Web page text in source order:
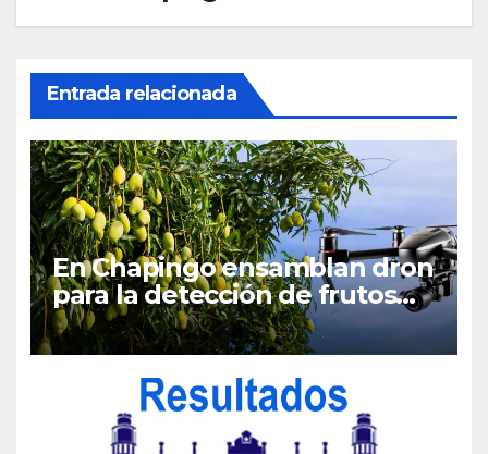
Entrada relacionada
En Chapingo ensamblan dron
para la detección de frutos
maduros de mango